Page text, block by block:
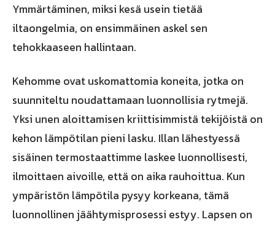
Ymmärtäminen, miksi kesä usein tietää
iltaongelmia, on ensimmäinen askel sen
tehokkaaseen hallintaan.
Kehomme ovat uskomattomia koneita, jotka on
suunniteltu noudattamaan luonnollisia rytmejä.
Yksi unen aloittamisen kriittisimmistä tekijöistä on
kehon lämpötilan pieni lasku. Illan lähestyessä
sisäinen termostaattimme laskee luonnollisesti,
ilmoittaen aivoille, että on aika rauhoittua. Kun
ympäristön lämpötila pysyy korkeana, tämä
luonnollinen jäähtymisprosessi estyy. Lapsen on